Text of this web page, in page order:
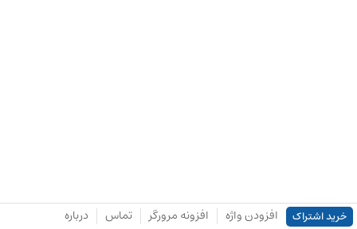
خرید اشتراک افزودن واژه افزونه مرورگر تماس درباره